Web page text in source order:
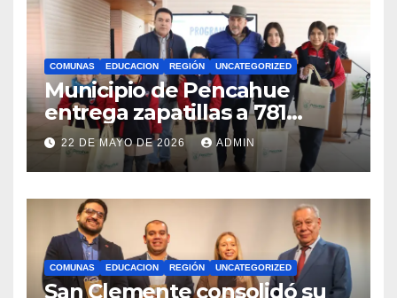
COMUNAS EDUCACION REGIÓN UNCATEGORIZED
Municipio de Pencahue
entrega zapatillas a 781
estudiantes con recursos del
Royalty Minero
22 DE MAYO DE 2026 ADMIN
COMUNAS EDUCACION REGIÓN UNCATEGORIZED
San Clemente consolidó su